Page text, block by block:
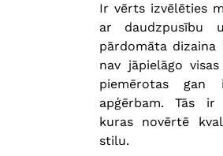
Ir vērts izvēlēties
ar daudzpusību
pārdomāta
nav jāpielāgo
piemērotas gan
apģērbam. Tās ir
kuras novērtē
stilu.